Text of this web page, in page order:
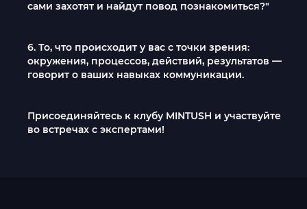
сами захотят и найдут повод познакомиться?"
6. То, что происходит у вас с точки зрения:
окружения, процессов, действий, результатов —
говорит о ваших навыках коммуникации.
Присоединяйтесь к клубу MINTUSH и участвуйте
во встречах с экспертами!